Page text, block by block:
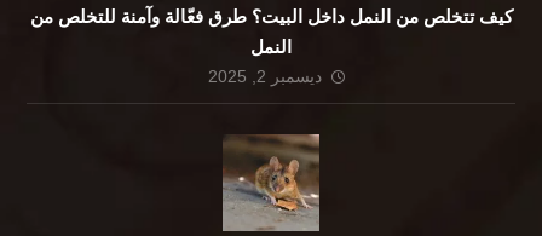
كيف تتخلص من النمل داخل البيت؟ طرق فعّالة وآمنة للتخلص من
النمل
ديسمبر 2, 2025